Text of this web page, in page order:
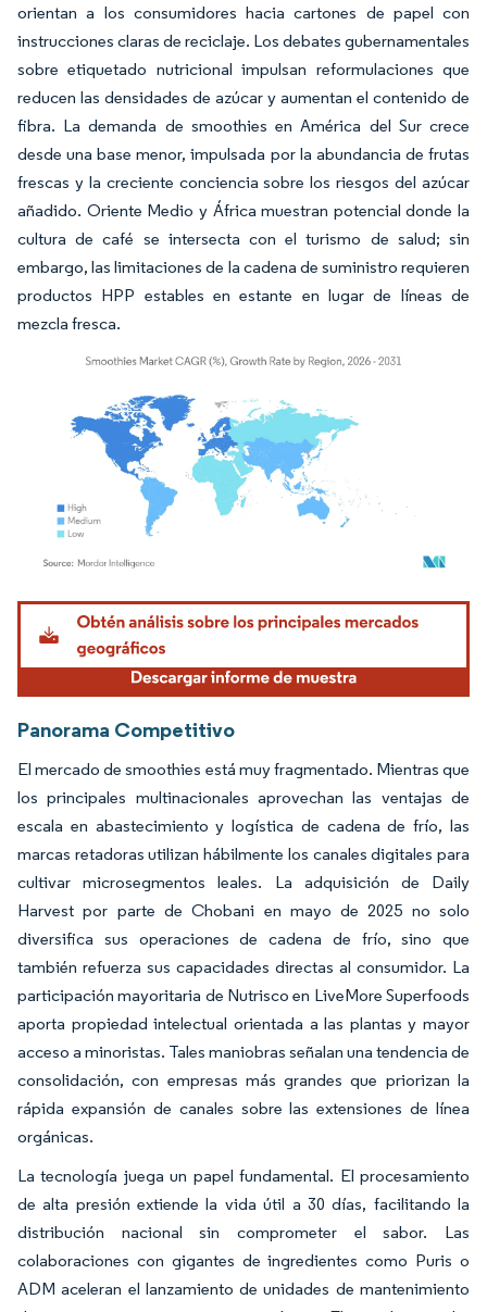
orientan a los consumidores hacia cartones de papel con
instrucciones claras de reciclaje. Los debates gubernamentales
sobre etiquetado nutricional impulsan reformulaciones que
reducen las densidades de azúcar y aumentan el contenido de
fibra. La demanda de smoothies en América del Sur crece
desde una base menor, impulsada por la abundancia de frutas
frescas y la creciente conciencia sobre los riesgos del azúcar
añadido. Oriente Medio y África muestran potencial donde la
cultura de café se intersecta con el turismo de salud; sin
embargo, las limitaciones de la cadena de suministro requieren
productos HPP estables en estante en lugar de líneas de
mezcla fresca.
Imagen © Mordor Intelligence. El uso requiere atribución según CC BY 4.0.
Panorama Competitivo
El mercado de smoothies está muy fragmentado. Mientras que
los principales multinacionales aprovechan las ventajas de
escala en abastecimiento y logística de cadena de frío, las
marcas retadoras utilizan hábilmente los canales digitales para
cultivar microsegmentos leales. La adquisición de Daily
Harvest por parte de Chobani en mayo de 2025 no solo
diversifica sus operaciones de cadena de frío, sino que
también refuerza sus capacidades directas al consumidor. La
participación mayoritaria de Nutrisco en LiveMore Superfoods
aporta propiedad intelectual orientada a las plantas y mayor
acceso a minoristas. Tales maniobras señalan una tendencia de
consolidación, con empresas más grandes que priorizan la
rápida expansión de canales sobre las extensiones de línea
orgánicas.
La tecnología juega un papel fundamental. El procesamiento
de alta presión extiende la vida útil a 30 días, facilitando la
distribución nacional sin comprometer el sabor. Las
colaboraciones con gigantes de ingredientes como Puris o
ADM aceleran el lanzamiento de unidades de mantenimiento